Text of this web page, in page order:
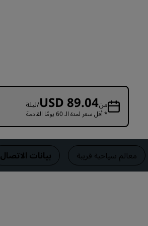
تفضل بزيارة مدونتنا
Radisson Rewards
استكشف برنامج Radisson Rewards
المزايا
كيفية استخدام النقاط
منUSD 89.04/ليلة
* أقل سعر لمدة الـ 60 يومًا القادمة
معالم سياحية قريبة بيانات الاتصال